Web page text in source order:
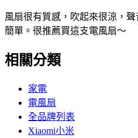
風扇很有質感，吹起來很涼，
簡單。很推薦買這支電風扇～
相關分類
家電
電風扇
全品牌列表
Xiaomi小米